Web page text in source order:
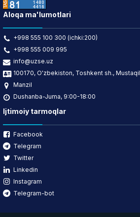
Aloqa ma'lumotlari
+998 555 100 300 (ichki:200)
+998 555 009 995
info@uzse.uz
100170, O'zbekiston, Toshkent sh.,
Manzil
Dushanba-Juma, 9:00-18:00
Ijtimoiy tarmoqlar
Facebook
Telegram
Twitter
Linkedin
Instagram
Telegram-bot